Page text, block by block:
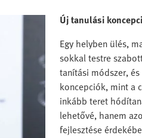
Új tanulási
Egy helyben ülés,
sokkal testre
tanítási módszer,
koncepciók, mint a
inkább teret
lehetővé, hanem
fejlesztése